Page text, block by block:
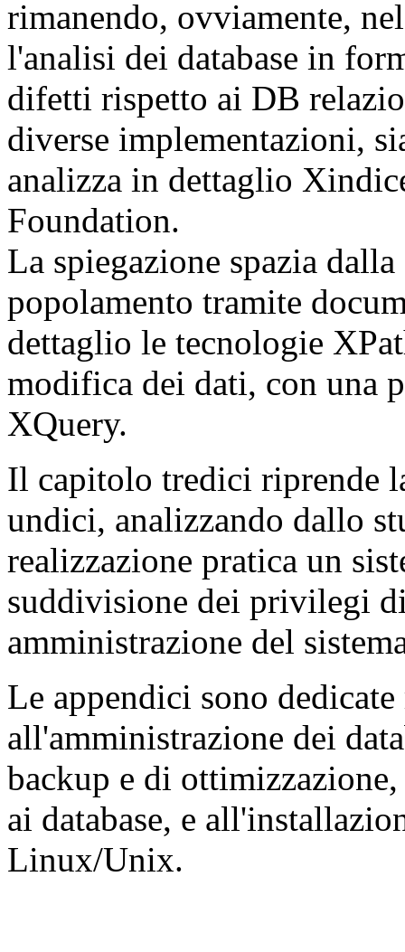
rimanendo, ovviamente,
l'analisi dei database in
difetti rispetto ai DB
diverse implementazioni,
analizza in dettaglio
Foundation.
La spiegazione spazia
popolamento tramite
dettaglio le tecnologie
modifica dei dati, con una
XQuery.
Il capitolo tredici riprende
undici, analizzando dallo
realizzazione pratica un
suddivisione dei privilegi
amministrazione del
Le appendici sono
all'amministrazione dei
backup e di
ai database, e
Linux/Unix.